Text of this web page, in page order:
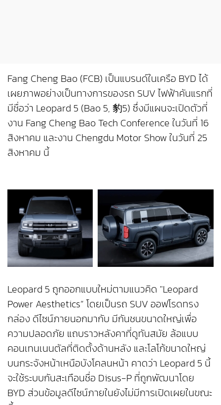
Fang Cheng Bao (FCB) เป็นแบรนด์ในเครือ BYD ได้
เผยภาพอย่างเป็นทางการของรถ SUV ไฟฟ้าคันแรกที่
มีชื่อว่า Leopard 5 (Bao 5, 豹5) ซึ่งมีแผนจะเปิดตัวที่
งาน Fang Cheng Bao Tech Conference ในวันที่ 16
สิงหาคม และงาน Chengdu Motor Show ในวันที่ 25
สิงหาคม นี้
Leopard 5 ถูกออกแบบใหม่ตามแนวคิด "Leopard
Power Aesthetics” โดยเป็นรถ SUV ออฟโรดทรง
กล่อง ดีไซน์ภายนอกมากับ มีกันชนขนาดใหญ่เพื่อ
ความปลอดภัย แถบราวหลังคาที่ดูทันสมัย ล้อแบบ
คอนเทนเนนตัลที่ติดตั้งด้านหลัง และโลโก้ขนาดใหญ่
บนกระจังหน้าเหนือบังโคลนหน้า คาดว่า Leopard 5 นี้
จะใช้ระบบกันสะเทือนชื่อ Disus-P ที่ถูกพัฒนาโดย
BYD ส่วนข้อมูลดีไซน์ภายในยังไม่มีการเปิดเผยในขณะ